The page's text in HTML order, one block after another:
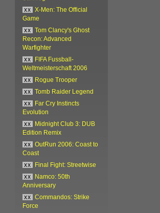
xx
X-Men: The Official
Game
xx
Tom Clancy's Ghost
Recon: Advanced
Warfighter
xx
FIFA Fussball-
Weltmeisterschaft 2006
xx
Rogue Trooper
xx
Tomb Raider Legend
xx
Far Cry Instincts
Evolution
xx
Midnight Club 3: DUB
Edition Remix
xx
OutRun 2006: Coast to
Coast
xx
Final Fight: Streetwise
xx
Namco: 50th
Anniversary
xx
Commandos: Strike
Force